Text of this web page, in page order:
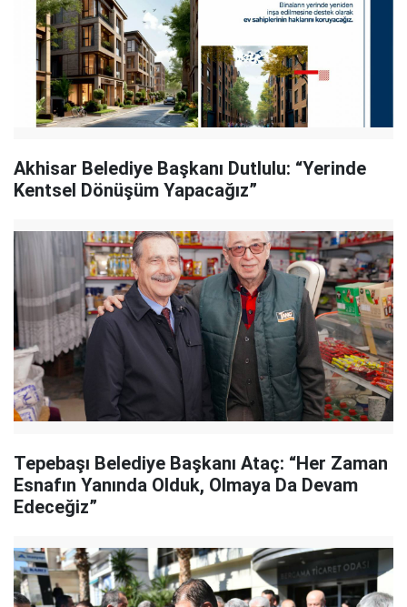
Akhisar Belediye Başkanı Dutlulu: “Yerinde
Kentsel Dönüşüm Yapacağız”
Tepebaşı Belediye Başkanı Ataç: “Her Zaman
Esnafın Yanında Olduk, Olmaya Da Devam
Edeceğiz”